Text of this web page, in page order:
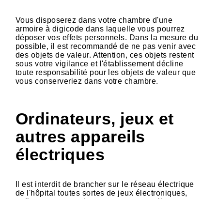
Vous disposerez dans votre chambre d'une
armoire à digicode dans laquelle vous pourrez
déposer vos effets personnels. Dans la mesure du
possible, il est recommandé de ne pas venir avec
des objets de valeur. Attention, ces objets restent
sous votre vigilance et l'établissement décline
toute responsabilité pour les objets de valeur que
vous conserveriez dans votre chambre.
Ordinateurs, jeux et
autres appareils
électriques
Il est interdit de brancher sur le réseau électrique
de l'hôpital toutes sortes de jeux électroniques,